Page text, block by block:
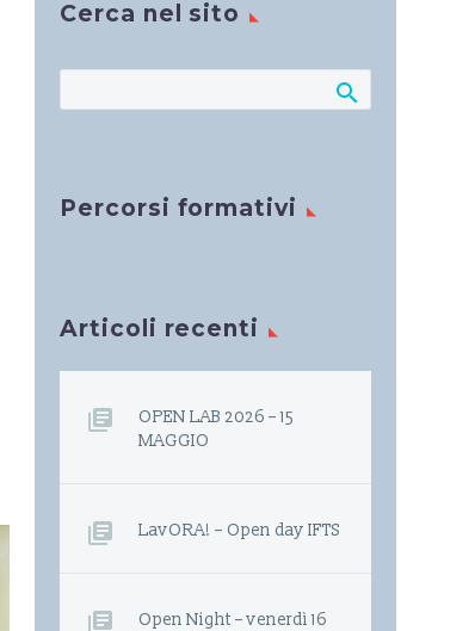
Cerca nel sito
Percorsi formativi
Articoli recenti
OPEN LAB 2026 – 15
MAGGIO
LavORA! – Open day IFTS
Open Night – venerdì 16